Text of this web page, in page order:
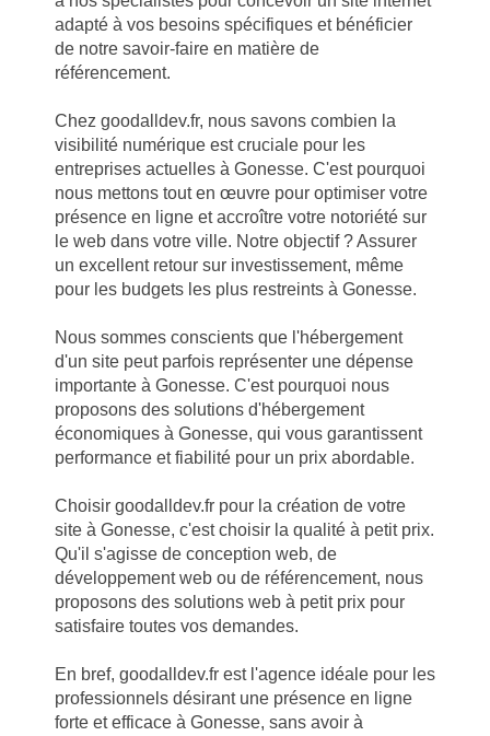
adapté à vos besoins spécifiques et bénéficier
de notre savoir-faire en matière de
référencement.
Chez goodalldev.fr, nous savons combien la
visibilité numérique est cruciale pour les
entreprises actuelles à Gonesse. C'est pourquoi
nous mettons tout en œuvre pour optimiser votre
présence en ligne et accroître votre notoriété sur
le web dans votre ville. Notre objectif ? Assurer
un excellent retour sur investissement, même
pour les budgets les plus restreints à Gonesse.
Nous sommes conscients que l'hébergement
d'un site peut parfois représenter une dépense
importante à Gonesse. C'est pourquoi nous
proposons des solutions d'hébergement
économiques à Gonesse, qui vous garantissent
performance et fiabilité pour un prix abordable.
Choisir goodalldev.fr pour la création de votre
site à Gonesse, c'est choisir la qualité à petit prix.
Qu'il s'agisse de conception web, de
développement web ou de référencement, nous
proposons des solutions web à petit prix pour
satisfaire toutes vos demandes.
En bref, goodalldev.fr est l'agence idéale pour les
professionnels désirant une présence en ligne
forte et efficace à Gonesse, sans avoir à